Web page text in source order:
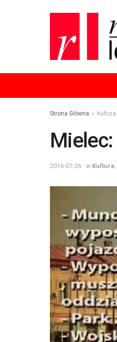
Strona Główna Kultura
2016-07-26 w Kultura